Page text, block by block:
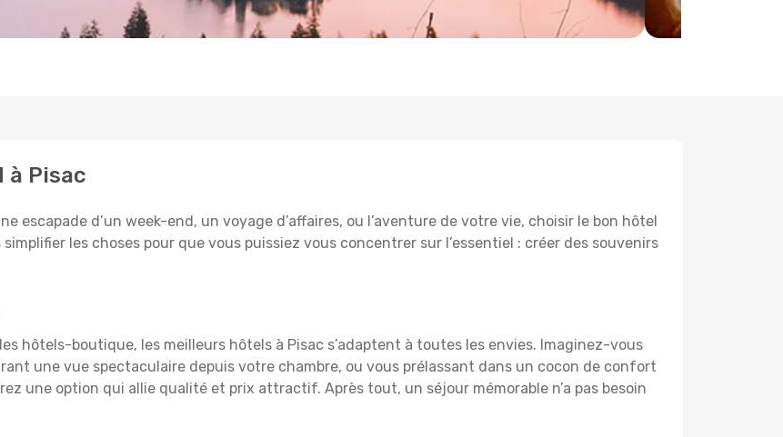
à Pisac
escapade d’un week-end, un voyage d’affaires, ou l’aventure de votre vie, choisir le bon hôtel
les choses pour que vous puissiez vous concentrer sur l’essentiel : créer des souvenirs
hôtels-boutique, les meilleurs hôtels à Pisac s’adaptent à toutes les envies. Imaginez-vous
une vue spectaculaire depuis votre chambre, ou vous prélassant dans un cocon de confort
une option qui allie qualité et prix attractif. Après tout, un séjour mémorable n’a pas besoin